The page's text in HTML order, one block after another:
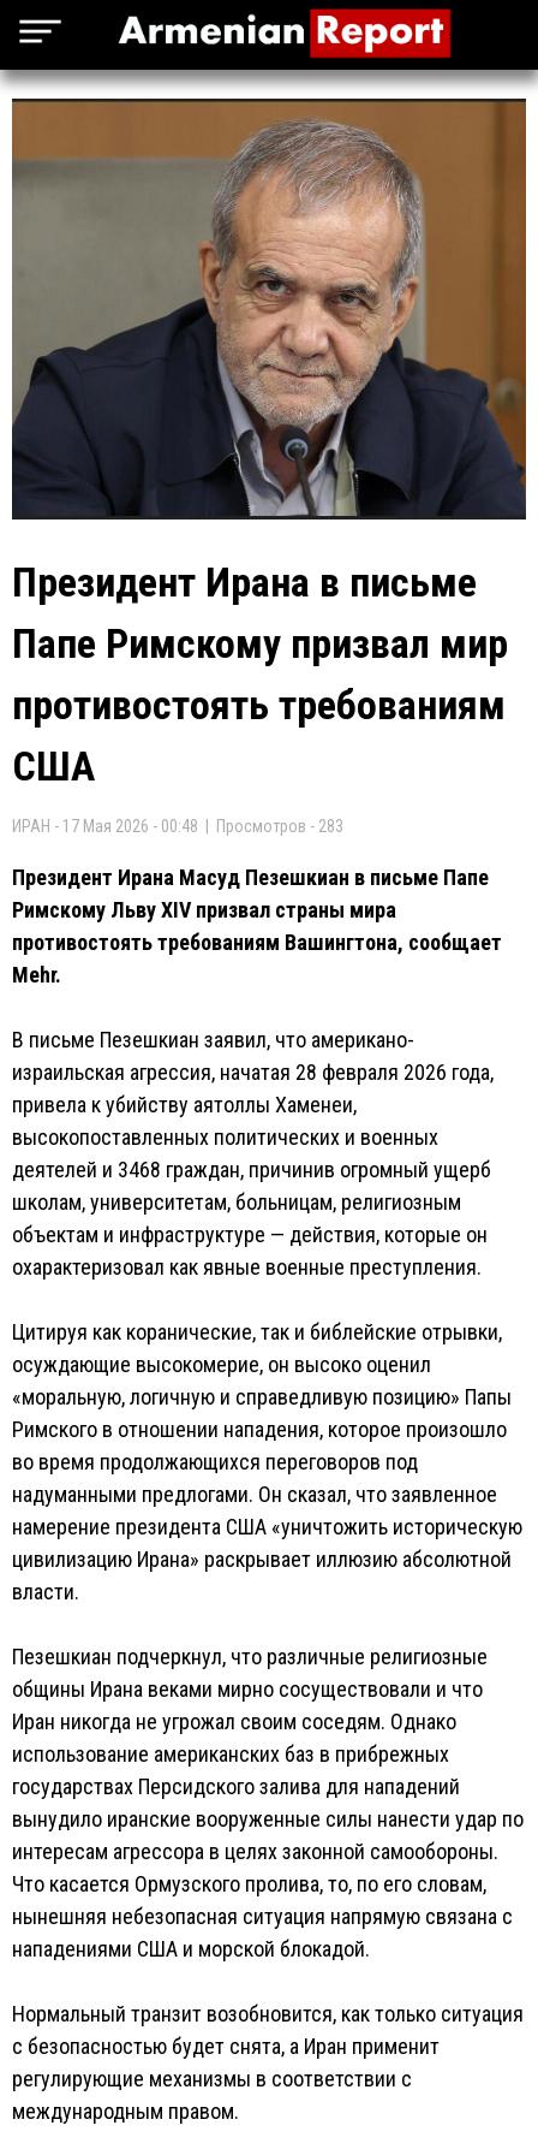
Президент Ирана в письме
Папе Римскому призвал мир
противостоять требованиям
США
ИРАН - 17 Мая 2026 - 00:48 | Просмотров - 283
Президент Ирана Масуд Пезешкиан в письме Папе
Римскому Льву XIV призвал страны мира
противостоять требованиям Вашингтона, сообщает
Mehr.
В письме Пезешкиан заявил, что американо-
израильская агрессия, начатая 28 февраля 2026 года,
привела к убийству аятоллы Хаменеи,
высокопоставленных политических и военных
деятелей и 3468 граждан, причинив огромный ущерб
школам, университетам, больницам, религиозным
объектам и инфраструктуре — действия, которые он
охарактеризовал как явные военные преступления.
Цитируя как коранические, так и библейские отрывки,
осуждающие высокомерие, он высоко оценил
«моральную, логичную и справедливую позицию» Папы
Римского в отношении нападения, которое произошло
во время продолжающихся переговоров под
надуманными предлогами. Он сказал, что заявленное
намерение президента США «уничтожить историческую
цивилизацию Ирана» раскрывает иллюзию абсолютной
власти.
Пезешкиан подчеркнул, что различные религиозные
общины Ирана веками мирно сосуществовали и что
Иран никогда не угрожал своим соседям. Однако
использование американских баз в прибрежных
государствах Персидского залива для нападений
вынудило иранские вооруженные силы нанести удар по
интересам агрессора в целях законной самообороны.
Что касается Ормузского пролива, то, по его словам,
нынешняя небезопасная ситуация напрямую связана с
нападениями США и морской блокадой.
Нормальный транзит возобновится, как только ситуация
с безопасностью будет снята, а Иран применит
регулирующие механизмы в соответствии с
международным правом.